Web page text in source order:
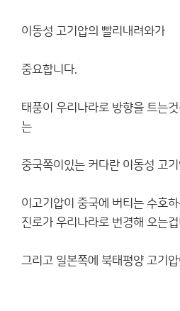
이동성 고기압의 빨리내려와가
중요합니다.
태풍이 우리나라로 방향을 트는
는
중국쪽이있는 커다란 이동성 고
이고기압이 중국에 버티는 수호
진로가 우리나라로 번경해 오는
그리고 일본쪽에 북태평양 고기